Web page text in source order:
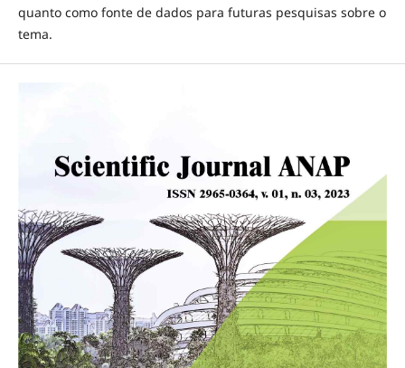
quanto como fonte de dados para futuras pesquisas sobre o
tema.